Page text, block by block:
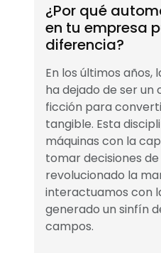
¿Por qué
en tu empresa
diferencia?
En los últimos
ha dejado de ser
ficción para
tangible. Esta
máquinas con la
tomar decisiones
revolucionado la
interactuamos con
generado un sinfín
campos.